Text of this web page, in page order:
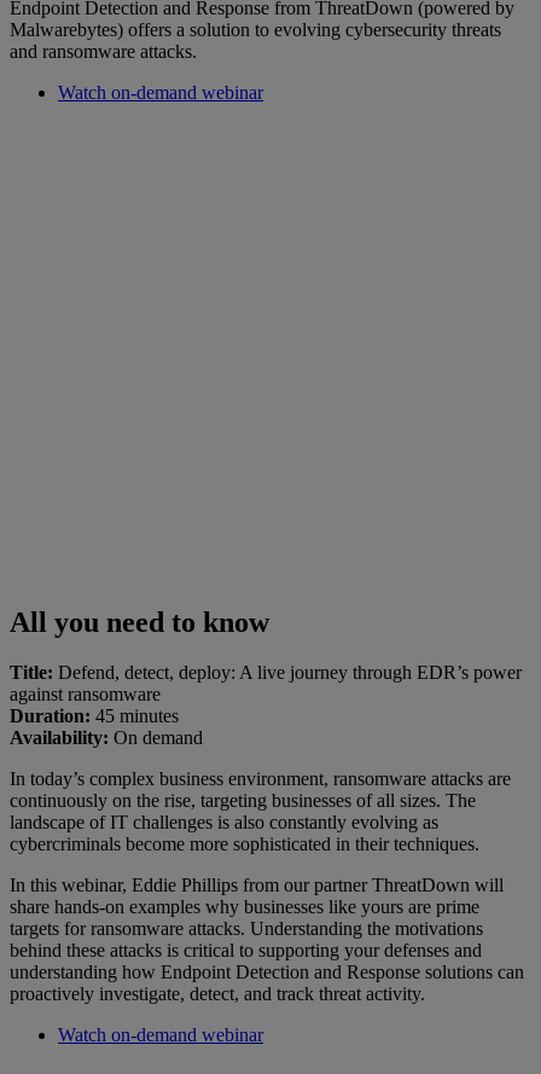
Endpoint Detection and Response from ThreatDown (powered by
Malwarebytes) offers a solution to evolving cybersecurity threats
and ransomware attacks.
Watch on-demand webinar
All you need to know
Title: Defend, detect, deploy: A live journey through EDR’s power
against ransomware
Duration: 45 minutes
Availability: On demand
In today’s complex business environment, ransomware attacks are
continuously on the rise, targeting businesses of all sizes. The
landscape of IT challenges is also constantly evolving as
cybercriminals become more sophisticated in their techniques.
In this webinar, Eddie Phillips from our partner ThreatDown will
share hands-on examples why businesses like yours are prime
targets for ransomware attacks. Understanding the motivations
behind these attacks is critical to supporting your defenses and
understanding how Endpoint Detection and Response solutions can
proactively investigate, detect, and track threat activity.
Watch on-demand webinar